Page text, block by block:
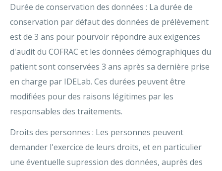
Durée de conservation des données : La durée de
conservation par défaut des données de prélèvement
est de 3 ans pour pourvoir répondre aux exigences
d'audit du COFRAC et les données démographiques du
patient sont conservées 3 ans après sa dernière prise
en charge par IDELab. Ces durées peuvent être
modifiées pour des raisons légitimes par les
responsables des traitements.
Droits des personnes : Les personnes peuvent
demander l'exercice de leurs droits, et en particulier
une éventuelle supression des données, auprès des